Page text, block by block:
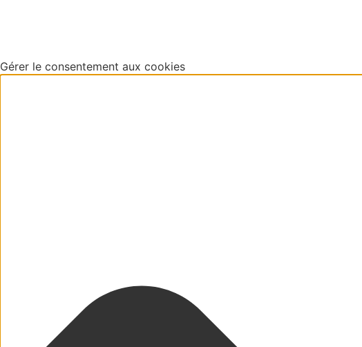
Gérer le consentement aux cookies